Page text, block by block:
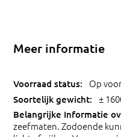
Meer informatie
Op
±
zeefmaten. Zodoende